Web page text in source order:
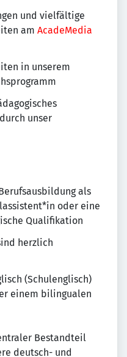
und vielfältige
am AcadeMedia
in unserem
unser
als
oder eine
Qualifikation
herzlich
(Schulenglisch)
einem bilingualen
Bestandteil
deutsch- und